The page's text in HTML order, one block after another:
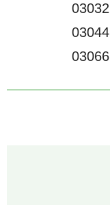
03032
03044
03066